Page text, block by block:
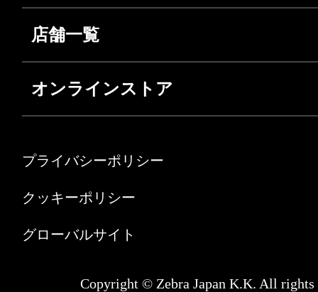
店舗一覧
オンラインストア
プライバシーポリシー
クッキーポリシー
グローバルサイト
Copyright © Zebra Japan K.K. All rights